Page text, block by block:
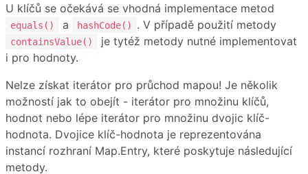
U klíčů se očekává se vhodná implementace metod
equals() a hashCode() . V případě použití metody
containsValue()
je tytéž metody nutné implementovat
i pro hodnoty.
Nelze získat iterátor pro průchod mapou! Je několik
možností jak to obejít - iterátor pro množinu klíčů,
hodnot nebo lépe iterátor pro množinu dvojic klíč-
hodnota. Dvojice klíč-hodnota je reprezentována
instancí rozhraní Map.Entry, které poskytuje následující
metody.